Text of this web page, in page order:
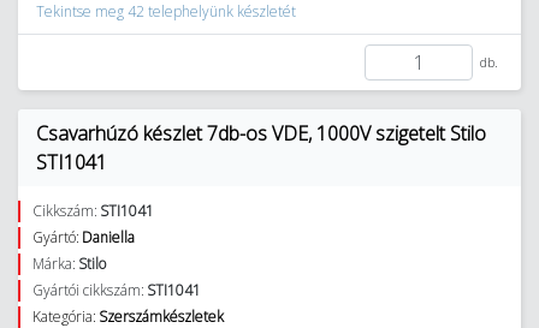
Tekintse meg 42 telephelyünk készletét
db.
Csavarhúzó készlet 7db-os VDE, 1000V szigetelt Stilo
STI1041
Cikkszám: STI1041
Gyártó: Daniella
Márka: Stilo
Gyártói cikkszám: STI1041
Kategória: Szerszámkészletek